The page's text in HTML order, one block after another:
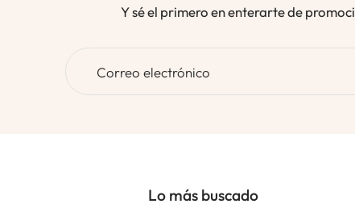
Y sé el primero en enterarte de
Correo electrónico
Lo más buscado